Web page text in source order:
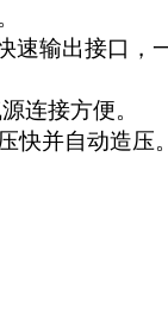
速输出接口，
连接方便。
快并自动造压。